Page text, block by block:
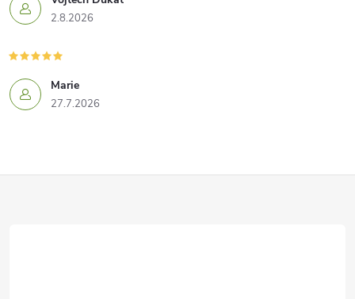
2.8.2026
Marie
27.7.2026